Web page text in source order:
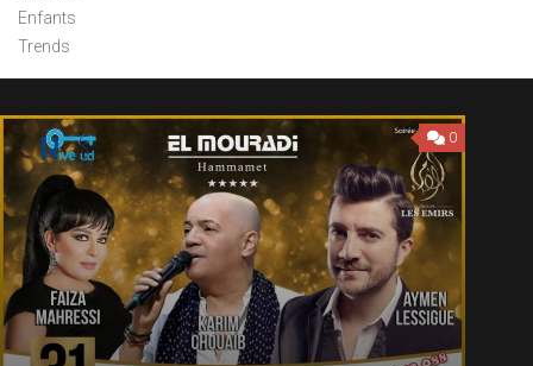
Enfants
Trends
0